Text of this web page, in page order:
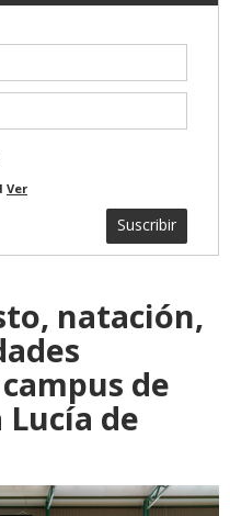
Ver
Suscribir
natación,
de
de